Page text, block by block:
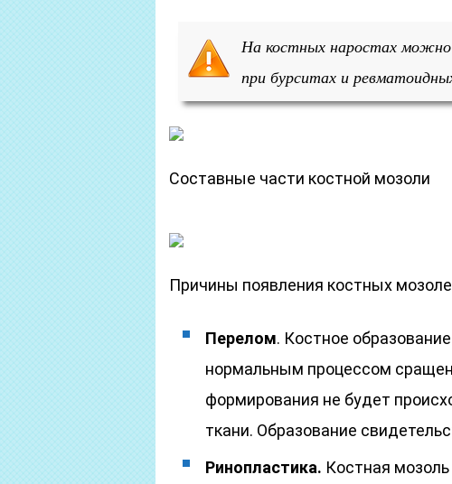
На костных наростах
при бурситах и
Составные части костной мозоли
Причины появления костных
Перелом. Костное
нормальным процессом
формирования не будет
ткани. Образование
Ринопластика. Костная